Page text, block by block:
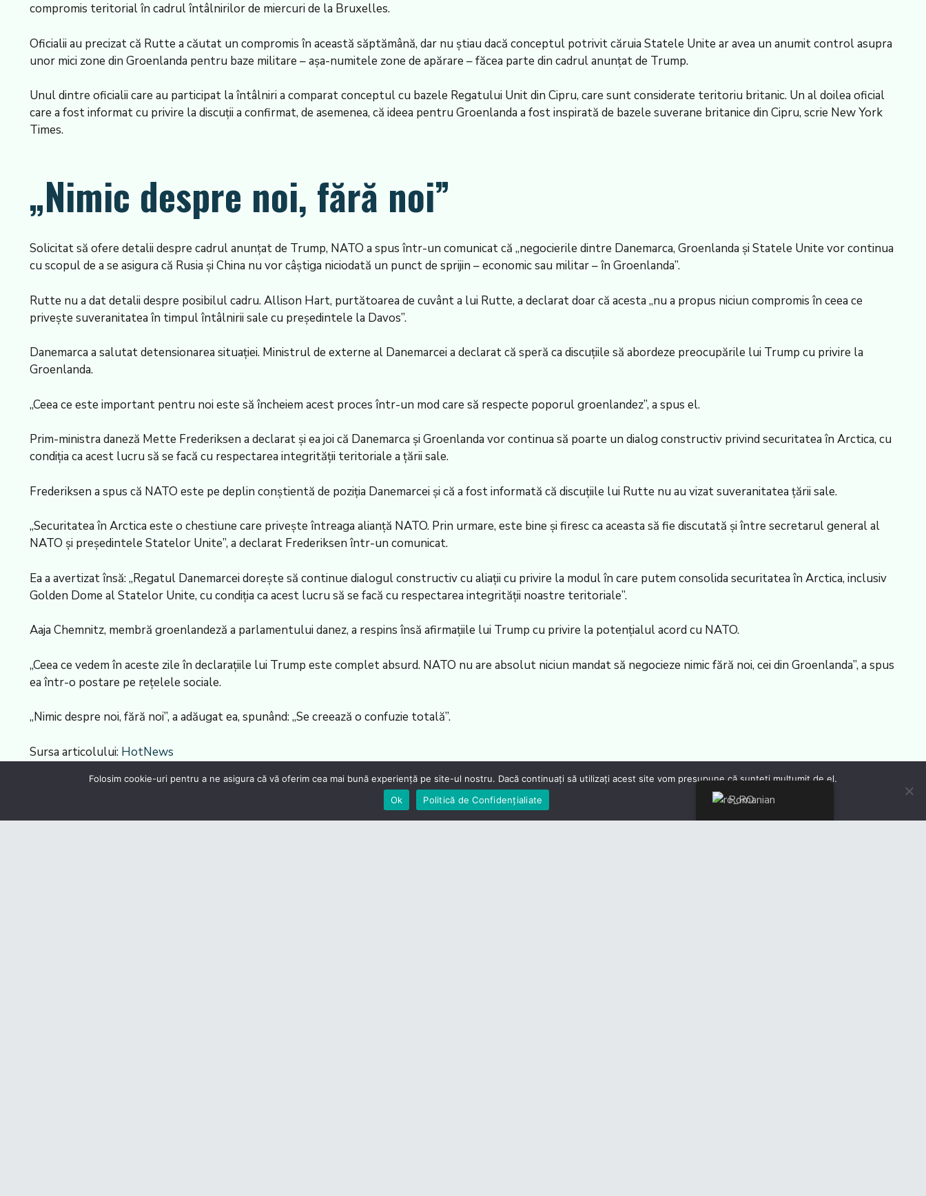
compromis teritorial în cadrul întâlnirilor de miercuri de la Bruxelles.
Oficialii au precizat că Rutte a căutat un compromis în această săptămână, dar nu știau dacă conceptul potrivit căruia Statele Unite ar avea un anumit control asupra
unor mici zone din Groenlanda pentru baze militare – așa-numitele zone de apărare – făcea parte din cadrul anunțat de Trump.
Unul dintre oficialii care au participat la întâlniri a comparat conceptul cu bazele Regatului Unit din Cipru, care sunt considerate teritoriu britanic. Un al doilea oficial
care a fost informat cu privire la discuții a confirmat, de asemenea, că ideea pentru Groenlanda a fost inspirată de bazele suverane britanice din Cipru, scrie New York
Times.
„Nimic despre noi, fără noi”
Solicitat să ofere detalii despre cadrul anunțat de Trump, NATO a spus într-un comunicat că „negocierile dintre Danemarca, Groenlanda și Statele Unite vor continua
cu scopul de a se asigura că Rusia și China nu vor câștiga niciodată un punct de sprijin – economic sau militar – în Groenlanda”.
Rutte nu a dat detalii despre posibilul cadru. Allison Hart, purtătoarea de cuvânt a lui Rutte, a declarat doar că acesta „nu a propus niciun compromis în ceea ce
privește suveranitatea în timpul întâlnirii sale cu președintele la Davos”.
Danemarca a salutat detensionarea situației. Ministrul de externe al Danemarcei a declarat că speră ca discuțiile să abordeze preocupările lui Trump cu privire la
Groenlanda.
„Ceea ce este important pentru noi este să încheiem acest proces într-un mod care să respecte poporul groenlandez”, a spus el.
Prim-ministra daneză Mette Frederiksen a declarat și ea joi că Danemarca și Groenlanda vor continua să poarte un dialog constructiv privind securitatea în Arctica, cu
condiția ca acest lucru să se facă cu respectarea integrității teritoriale a țării sale.
Frederiksen a spus că NATO este pe deplin conștientă de poziția Danemarcei și că a fost informată că discuțiile lui Rutte nu au vizat suveranitatea țării sale.
„Securitatea în Arctica este o chestiune care privește întreaga alianță NATO. Prin urmare, este bine și firesc ca aceasta să fie discutată și între secretarul general al
NATO și președintele Statelor Unite”, a declarat Frederiksen într-un comunicat.
Ea a avertizat însă: „Regatul Danemarcei dorește să continue dialogul constructiv cu aliații cu privire la modul în care putem consolida securitatea în Arctica, inclusiv
Golden Dome al Statelor Unite, cu condiția ca acest lucru să se facă cu respectarea integrității noastre teritoriale”.
Aaja Chemnitz, membră groenlandeză a parlamentului danez, a respins însă afirmațiile lui Trump cu privire la potențialul acord cu NATO.
„Ceea ce vedem în aceste zile în declarațiile lui Trump este complet absurd. NATO nu are absolut niciun mandat să negocieze nimic fără noi, cei din Groenlanda”, a spus
ea într-o postare pe rețelele sociale.
„Nimic despre noi, fără noi”, a adăugat ea, spunând: „Se creează o confuzie totală”.
Sursa articolului: HotNews
Romanian
Folosim cookie-uri pentru a ne asigura că vă oferim cea mai bună experiență pe site-ul nostru. Dacă continuați să utilizați acest site vom presupune că sunteți mulțumit de el.
Ok
Politică de Confidențialiate